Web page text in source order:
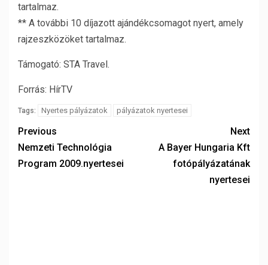
tartalmaz.
** A további 10 díjazott ajándékcsomagot nyert, amely
rajzeszközöket tartalmaz.
Támogató: STA Travel.
Forrás: HírTV
Tags: Nyertes pályázatok pályázatok nyertesei
Previous
Nemzeti Technológia
Program 2009.nyertesei
Next
A Bayer Hungaria Kft
fotópályázatának
nyertesei